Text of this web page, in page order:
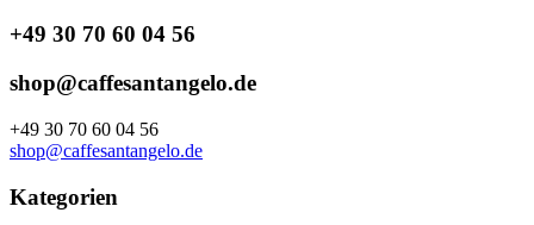
+49 30 70 60 04 56
shop@caffesantangelo.de
+49 30 70 60 04 56
shop@caffesantangelo.de
Kategorien